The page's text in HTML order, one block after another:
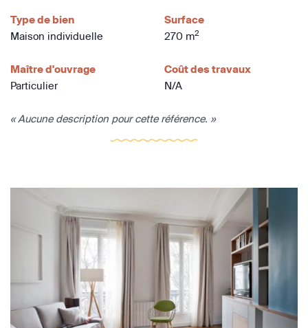
Type de bien
Maison individuelle
Surface
270 m2
Maître d'ouvrage
Particulier
Coût des travaux
N/A
« Aucune description pour cette référence. »